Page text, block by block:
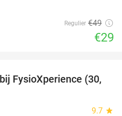
Regulier €49
€29
44%
FysioXperience (30,
9.7 star